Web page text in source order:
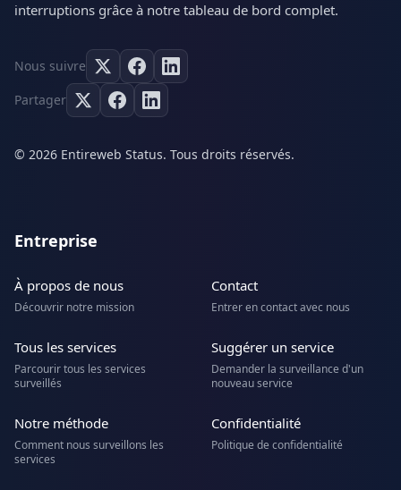
interruptions grâce à notre tableau de bord complet.
Nous suivre
Partager
© 2026 Entireweb Status. Tous droits réservés.
Entreprise
À propos de nous
Découvrir notre mission
Contact
Entrer en contact avec nous
Tous les services
Parcourir tous les services
surveillés
Suggérer un service
Demander la surveillance d'un
nouveau service
Notre méthode
Comment nous surveillons les
services
Confidentialité
Politique de confidentialité